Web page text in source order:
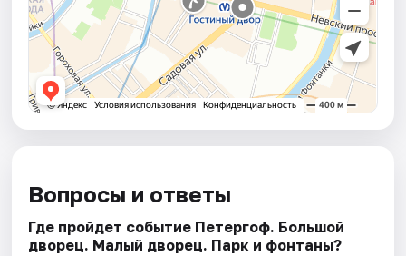
Вопросы и ответы
Где пройдет событие Петергоф. Большой
дворец. Малый дворец. Парк и фонтаны?